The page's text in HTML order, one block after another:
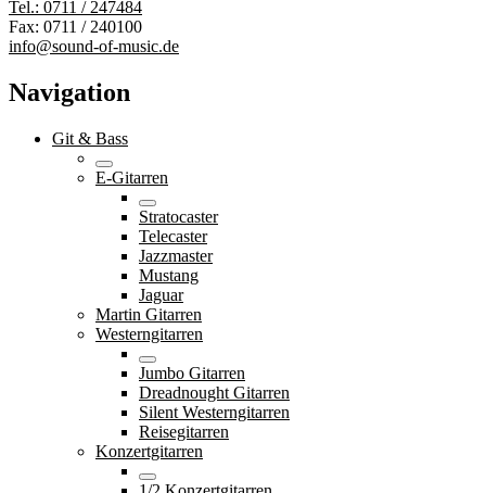
Tel.: 0711 / 247484
Fax: 0711 / 240100
info@sound-of-music.de
Navigation
Git & Bass
E-Gitarren
Stratocaster
Telecaster
Jazzmaster
Mustang
Jaguar
Martin Gitarren
Westerngitarren
Jumbo Gitarren
Dreadnought Gitarren
Silent Westerngitarren
Reisegitarren
Konzertgitarren